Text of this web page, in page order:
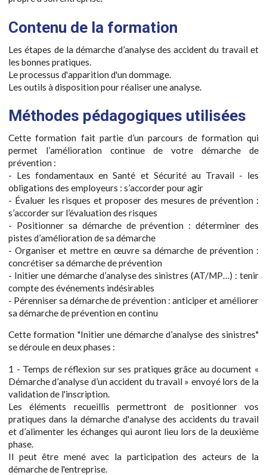
Contenu de la formation
Les étapes de la démarche d’analyse des accident du travail et
les bonnes pratiques.
Le processus d'apparition d'un dommage.
Les outils à disposition pour réaliser une analyse.
Méthodes pédagogiques utilisées
Cette formation fait partie d’un parcours de formation qui
permet l’amélioration continue de votre démarche de
prévention :
- Les fondamentaux en Santé et Sécurité au Travail - les
obligations des employeurs : s’accorder pour agir
- Évaluer les risques et proposer des mesures de prévention :
s’accorder sur l’évaluation des risques
- Positionner sa démarche de prévention : déterminer des
pistes d’amélioration de sa démarche
- Organiser et mettre en œuvre sa démarche de prévention :
concrétiser sa démarche de prévention
- Initier une démarche d’analyse des sinistres (AT/MP…) : tenir
compte des événements indésirables
- Pérenniser sa démarche de prévention : anticiper et améliorer
sa démarche de prévention en continu
Cette formation "Initier une démarche d’analyse des sinistres"
se déroule en deux phases :
1 - Temps de réflexion sur ses pratiques grâce au document «
Démarche d’analyse d’un accident du travail » envoyé lors de la
validation de l'inscription.
Les éléments recueillis permettront de positionner vos
pratiques dans la démarche d'analyse des accidents du travail
et d’alimenter les échanges qui auront lieu lors de la deuxième
phase.
Il peut être mené avec la participation des acteurs de la
démarche de l'entreprise.